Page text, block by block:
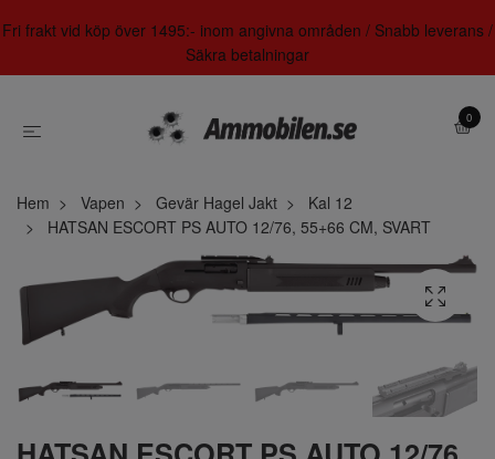
Fri frakt vid köp över 1495:- inom angivna områden / Snabb leverans /
Säkra betalningar
0
Hem Vapen Gevär Hagel Jakt
Kal 12
HATSAN ESCORT PS AUTO 12/76, 55+66 CM, SVART